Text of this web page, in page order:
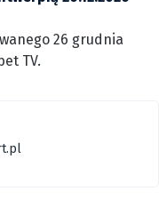
26 grudnia
TV.